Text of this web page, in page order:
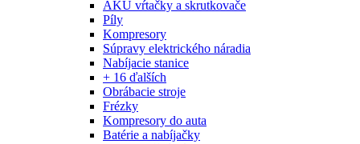
AKU vŕtačky a skrutkovače
Píly
Kompresory
Súpravy elektrického náradia
Nabíjacie stanice
+ 16 ďalších
Obrábacie stroje
Frézky
Kompresory do auta
Batérie a nabíjačky